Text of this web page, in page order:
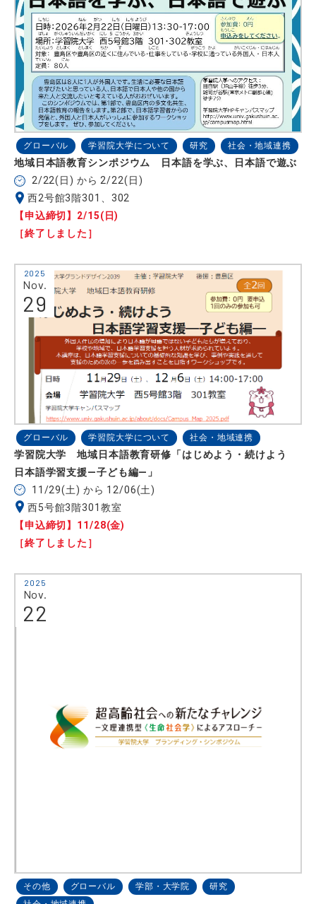
グローバル 学習院大学について 研究 社会・地域連携
地域日本語教育シンポジウム 日本語を学ぶ、日本語で遊ぶ
2/22(日) から 2/22(日)
西2号館3階301、302
【申込締切】2/15(日)
［終了しました］
2025
Nov.
29
グローバル 学習院大学について 社会・地域連携
学習院大学 地域日本語教育研修「はじめよう・続けよう
日本語学習支援―子ども編―」
11/29(土) から 12/06(土)
西5号館3階301教室
【申込締切】11/28(金)
［終了しました］
2025
Nov.
22
その他 グローバル 学部・大学院
研究